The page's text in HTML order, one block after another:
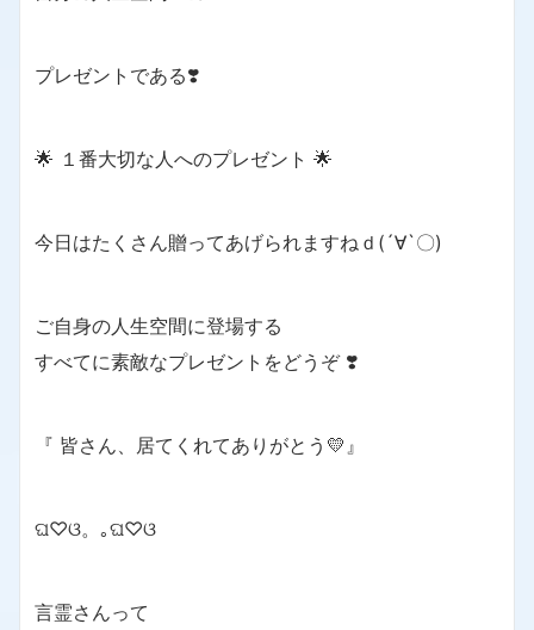
プレゼントである❣️
🌟 １番大切な人へのプレゼント 🌟
今日はたくさん贈ってあげられますねｄ(´∀`〇)
ご自身の人生空間に登場する
すべてに素敵なプレゼントをどうぞ ❣️
『 皆さん、居てくれてありがとう💛』
ଘ♡ଓ。｡ଘ♡ଓ
言霊さんって